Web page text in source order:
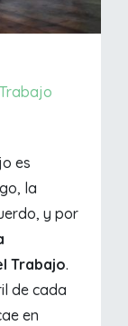
Trabajo
es
la
y por
Trabajo.
de cada
en